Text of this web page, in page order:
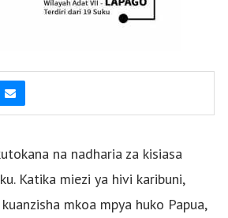
na nadharia za kisiasa
Katika miezi ya hivi karibuni,
mkoa mpya huko Papua,